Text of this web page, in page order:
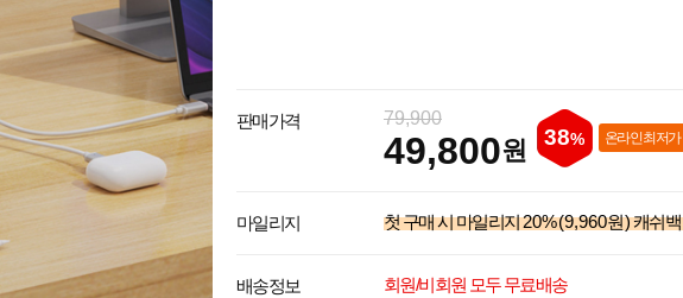
판매가격 79,900
49,800원 38% 온라인 최저가
마일리지 첫 구매 시 마일리지20%(9,960원)캐쉬백
배송정보 회원/비회원 모두 무료배송